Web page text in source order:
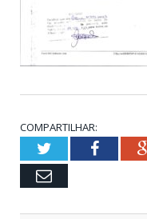
COMPARTILHAR:
Twitter
Email